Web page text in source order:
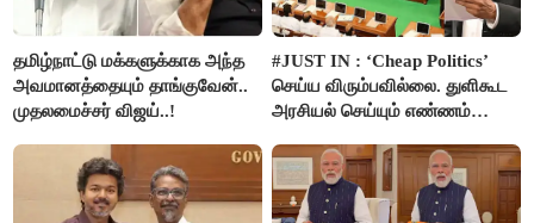
தமிழ்நாட்டு மக்களுக்காக அந்த
அவமானத்தையும் தாங்குவேன்..
முதலமைச்சர் விஜய்..!
#JUST IN : ‘Cheap Politics’
செய்ய விரும்பவில்லை. துளிகூட
அரசியல் செய்யும் எண்ணம்
விஜய் பதில்!